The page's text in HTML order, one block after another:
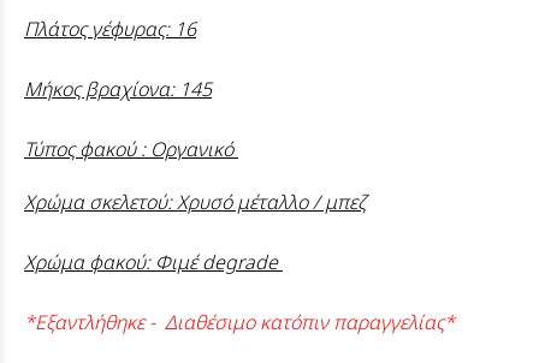
Πλάτος γέφυρας: 16
Μήκος βραχίονα: 145
Τύπος φακού : Οργανικό
Χρώμα σκελετού: Χρυσό μέταλλο / μπεζ
Χρώμα φακού: Φιμέ degrade
*Εξαντλήθηκε - Διαθέσιμο κατόπιν παραγγελίας*